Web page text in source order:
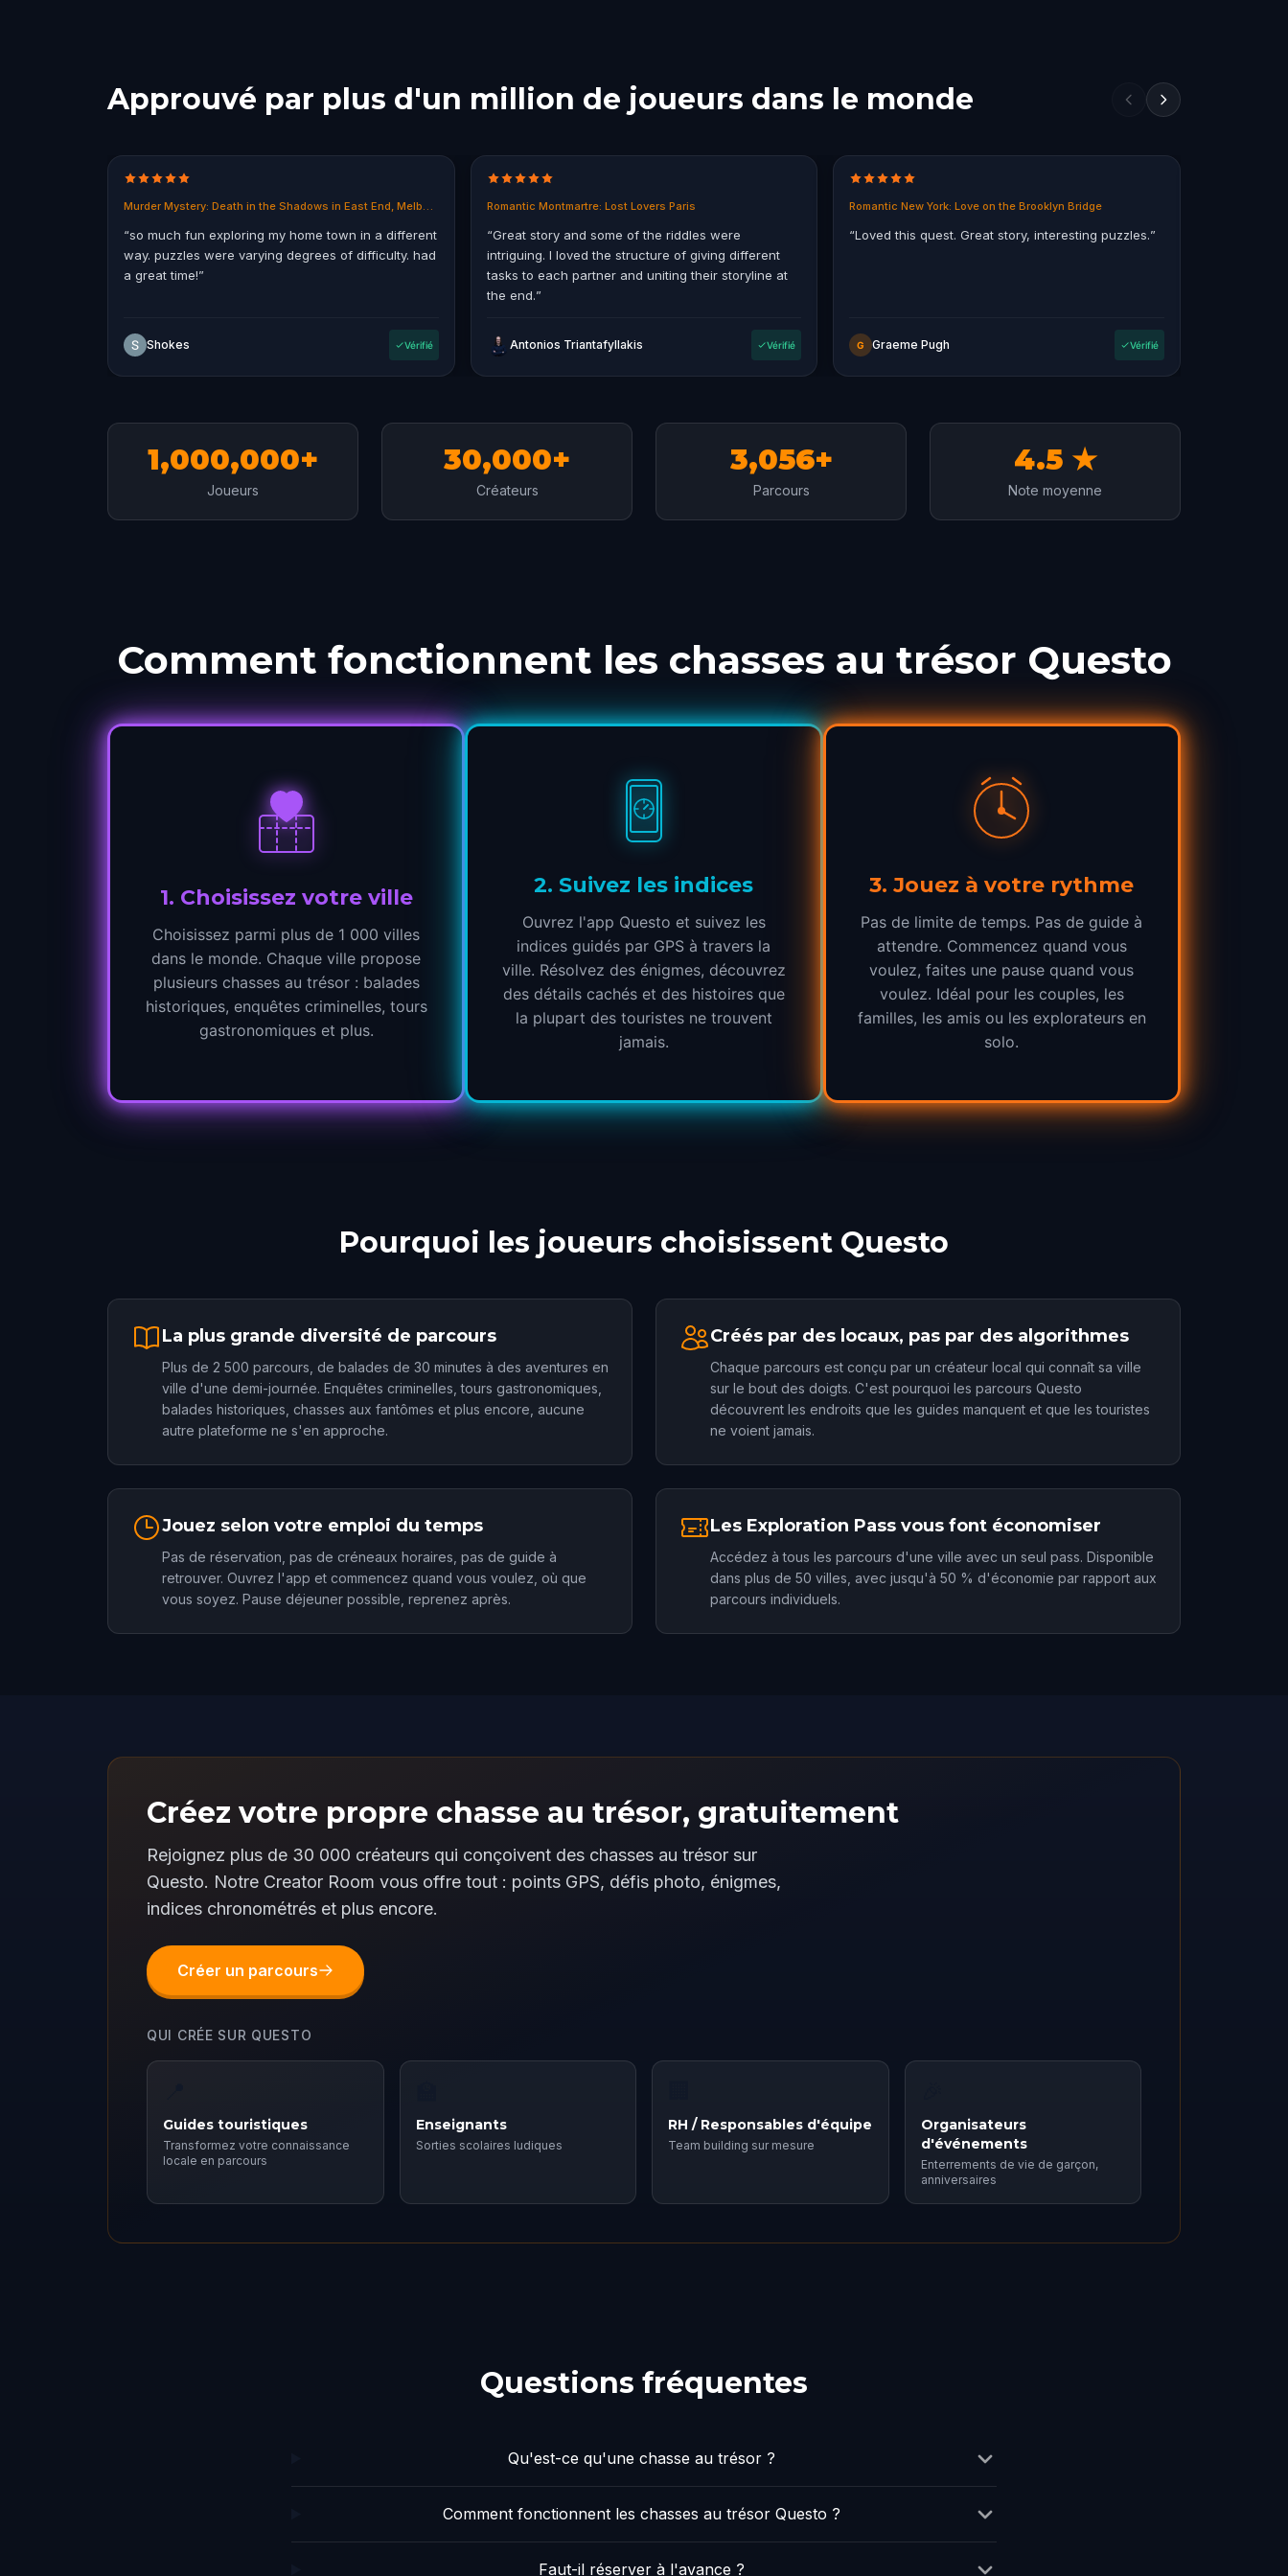
Approuvé par plus d'un million de joueurs dans le monde
Murder Mystery: Death in the Shadows in East End, Melbourne
“so much fun exploring my home town in a different
way. puzzles were varying degrees of difficulty. had
a great time!”
Shokes Vérifié
Romantic Montmartre: Lost Lovers Paris
“Great story and some of the riddles were
intriguing. I loved the structure of giving different
tasks to each partner and uniting their storyline at
the end.”
Antonios Triantafyllakis Vérifié
Romantic New York: Love on the Brooklyn Bridge
“Loved this quest. Great story, interesting puzzles.”
G Graeme Pugh Vérifié
1,000,000+
Joueurs
30,000+
Créateurs
3,056+
Parcours
4.5 ★
Note moyenne
Comment fonctionnent les chasses au trésor Questo
1. Choisissez votre ville
Choisissez parmi plus de 1 000 villes
dans le monde. Chaque ville propose
plusieurs chasses au trésor : balades
historiques, enquêtes criminelles, tours
gastronomiques et plus.
2. Suivez les indices
Ouvrez l'app Questo et suivez les
indices guidés par GPS à travers la
ville. Résolvez des énigmes, découvrez
des détails cachés et des histoires que
la plupart des touristes ne trouvent
jamais.
3.Jouez à votre rythme
Pas de limite de temps. Pas de guide à
attendre. Commencez quand vous
voulez, faites une pause quand vous
voulez. Idéal pour les couples, les
familles, les amis ou les explorateurs en
solo.
Pourquoi les joueurs choisissent Questo
La plus grande diversité de parcours
Plus de 2 500 parcours, de balades de 30 minutes à des aventures en
ville d'une demi-journée. Enquêtes criminelles, tours gastronomiques,
balades historiques, chasses aux fantômes et plus encore, aucune
autre plateforme ne s'en approche.
Créés par des locaux, pas par des algorithmes
Chaque parcours est conçu par un créateur local qui connaît sa ville
sur le bout des doigts. C'est pourquoi les parcours Questo
découvrent les endroits que les guides manquent et que les touristes
ne voient jamais.
Jouez selon votre emploi du temps
Pas de réservation, pas de créneaux horaires, pas de guide à
retrouver. Ouvrez l'app et commencez quand vous voulez, où que
vous soyez. Pause déjeuner possible, reprenez après.
Les Exploration Pass vous font économiser
Accédez à tous les parcours d'une ville avec un seul pass. Disponible
dans plus de 50 villes, avec jusqu'à 50 % d'économie par rapport aux
parcours individuels.
Créez votre propre chasse au trésor, gratuitement
Rejoignez plus de 30 000 créateurs qui conçoivent des chasses au trésor sur
Questo. Notre Creator Room vous offre tout : points GPS, défis photo, énigmes,
indices chronométrés et plus encore.
Créer un parcours
QUI CRÉE SUR QUESTO
Guides touristiques
Transformez votre connaissance
locale en parcours
Enseignants
Sorties scolaires ludiques
RH / Responsables d'équipe
Team building sur mesure
Organisateurs
d'événements
Enterrements de vie de garçon,
anniversaires
Questions fréquentes
Qu'est-ce qu'une chasse au trésor ?
Comment fonctionnent les chasses au trésor Questo ?
Faut-il réserver à l'avance ?